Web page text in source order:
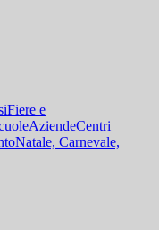
Fiere e
AziendeCentri
Natale, Carnevale,